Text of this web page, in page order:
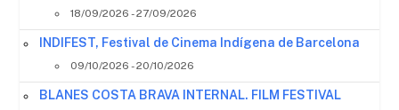
18/09/2026 - 27/09/2026
INDIFEST, Festival de Cinema Indígena de Barcelona
09/10/2026 - 20/10/2026
BLANES COSTA BRAVA INTERNAL. FILM FESTIVAL